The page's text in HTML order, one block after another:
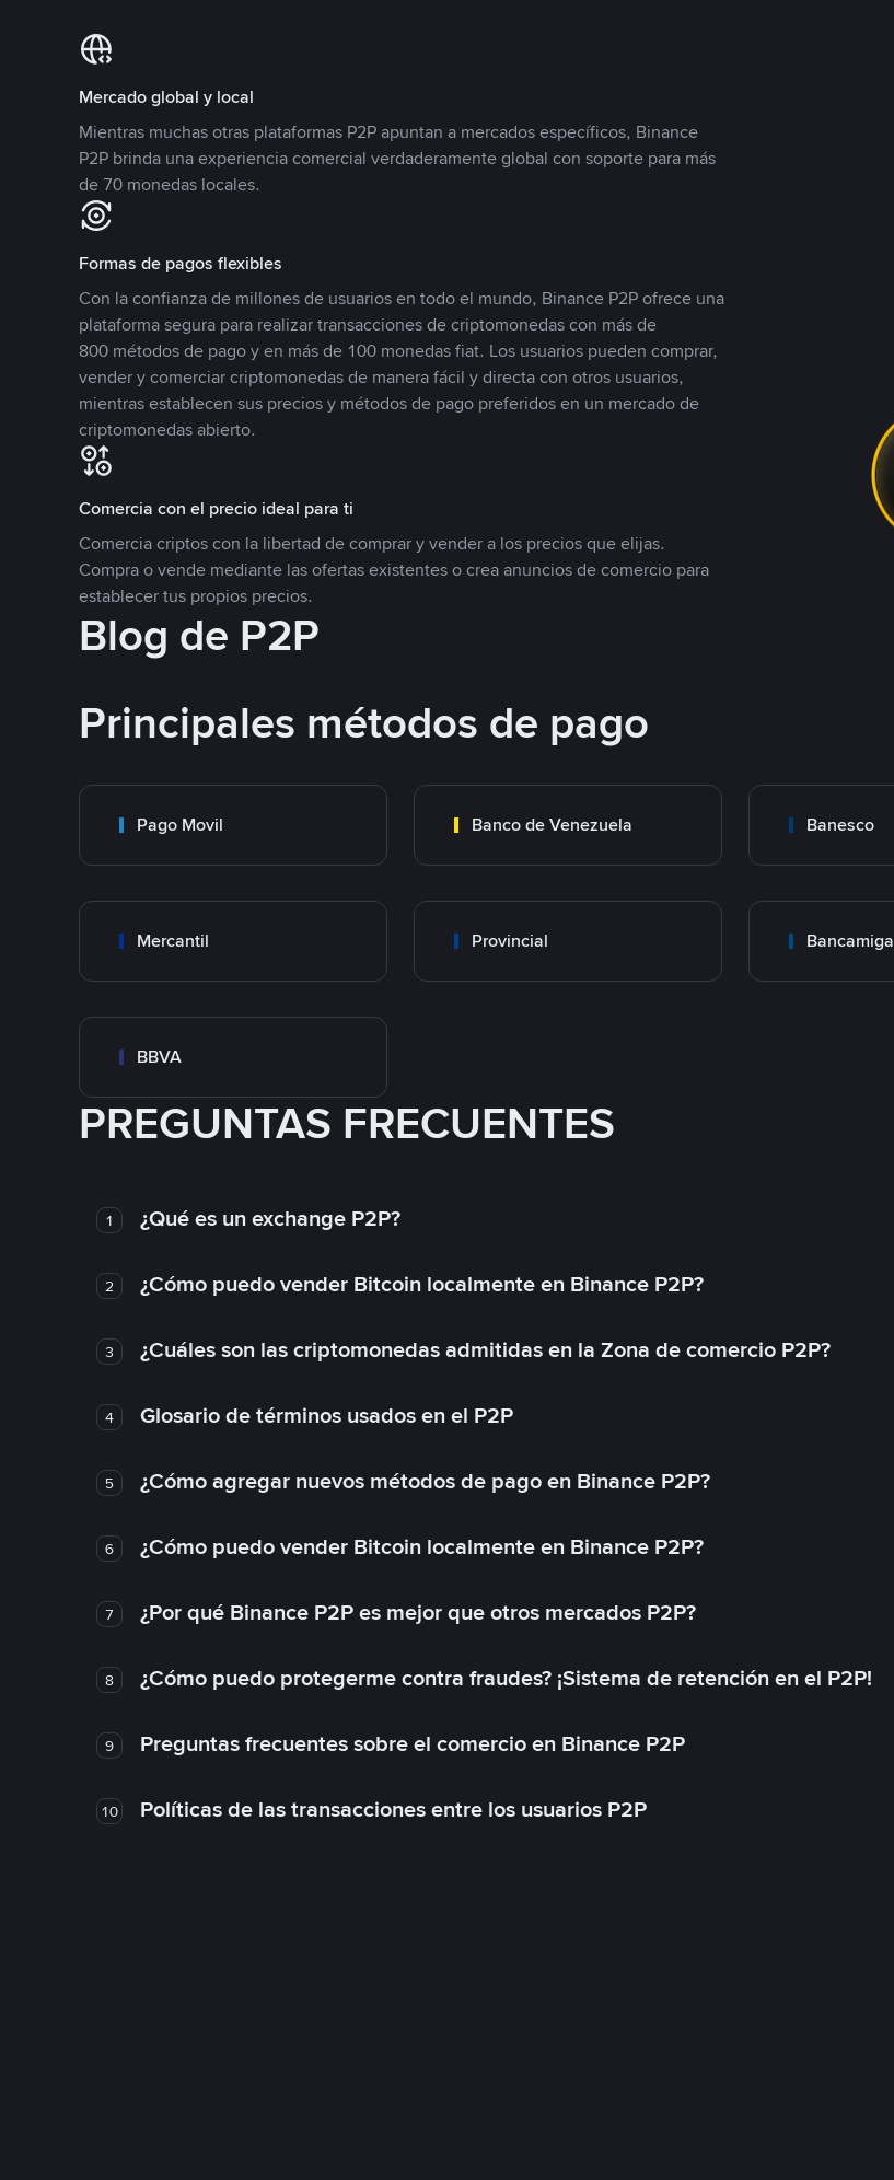
Mercado global y local
Mientras muchas otras plataformas P2P apuntan a mercados específicos, Binance
P2P brinda una experiencia comercial verdaderamente global con soporte para más
de 70 monedas locales.
Formas de pagos flexibles
Con la confianza de millones de usuarios en todo el mundo, Binance P2P ofrece una
plataforma segura para realizar transacciones de criptomonedas con más de
800 métodos de pago y en más de 100 monedas fiat. Los usuarios pueden comprar,
vender y comerciar criptomonedas de manera fácil y directa con otros usuarios,
mientras establecen sus precios y métodos de pago preferidos en un mercado de
criptomonedas abierto.
Comercia con el precio ideal para ti
Comercia criptos con la libertad de comprar y vender a los precios que elijas.
Compra o vende mediante las ofertas existentes o crea anuncios de comercio para
establecer tus propios precios.
Blog de P2P
Principales métodos de pago
Pago Movil Banco de Venezuela Banesco
Mercantil Provincial Bancamiga
BBVA
PREGUNTAS FRECUENTES
1 ¿Qué es un exchange P2P?
2 ¿Cómo puedo vender Bitcoin localmente en Binance P2P?
3 ¿Cuáles son las criptomonedas admitidas en la Zona de comercio P2P?
4 Glosario de términos usados en el P2P
5 ¿Cómo agregar nuevos métodos de pago en Binance P2P?
6 ¿Cómo puedo vender Bitcoin localmente en Binance P2P?
7 ¿Por qué Binance P2P es mejor que otros mercados P2P?
8 ¿Cómo puedo protegerme contra fraudes? ¡Sistema de retención en el P2P!
9 Preguntas frecuentes sobre el comercio en Binance P2P
10 Políticas de las transacciones entre los usuarios P2P